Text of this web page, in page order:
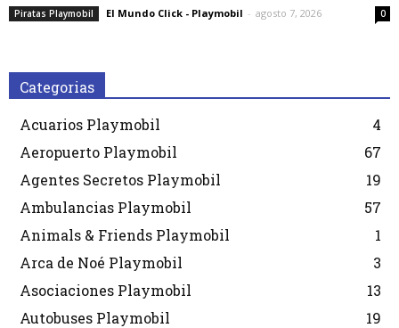
Piratas Playmobil El Mundo Click - Playmobil - agosto 7, 2026 0
Categorias
Acuarios Playmobil
4
Aeropuerto Playmobil
67
Agentes Secretos Playmobil
19
Ambulancias Playmobil
57
Animals & Friends Playmobil
1
Arca de Noé Playmobil
3
Asociaciones Playmobil
13
Autobuses Playmobil
19